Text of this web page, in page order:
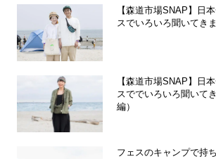
【森道市場SNAP】日
スでいろいろ聞いてき
【森道市場SNAP】日
スででいろいろ聞いて
編）
フェスのキャンプで持